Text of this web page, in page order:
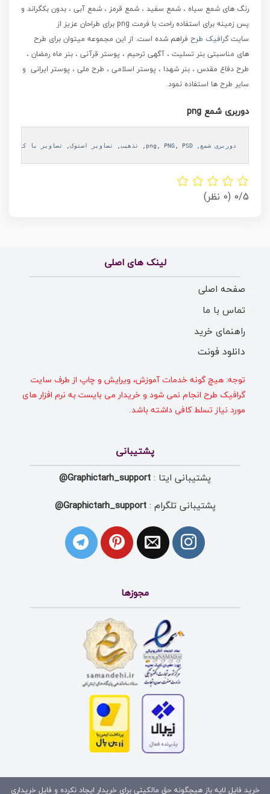
رنگ های شمع سیاه ، شمع سفید ، شمع قرمز ، شمع آبی ، بدون بکگراند و
پس زمینه برای استفاده راحت با فرمت png برای طراحان عزیز از
سایتگرافیک طرح فراهم شده است. از این مجموعه میتوان برای طرح
های مناسبتی بنر تسلیت ، آگهی ترحیم ، پوستر قرآنی ، بنر ماه رمضان ،
طرح دفاع مقدس ، بنر شهدا ، پوستر اسلامی ، طرح ملی ، پوستر ایرانی و
سایر طرح ها استفاده نمود.
دوربری شمع png
دوربری شمع, png PNG PSD تذهیب تصاویر استوک تصاویر با کیفیت
0/5 (0 نظر)
لینک های اصلی
صفحه اصلی
تماس با ما
راهنمای خرید
دانلود فونت
توجه: هیچ گونه خدمات آموزش، ویرایش و چاپ از طرف سایت
گرافیک طرح انجام نمی شود و خریدار می بایست به نرم افزار های
مورد نیاز تسلط کافی داشته باشد.
پشتیبانی
پشتیبانی ایتا : Graphictarh_support@
پشتیبانی تلگرام :Graphictarh_support@
مجوزها
خرید فایل لایه باز هیچگونه حق مالکیتی برای خریدار ایجاد نکرده و فایل خریداری